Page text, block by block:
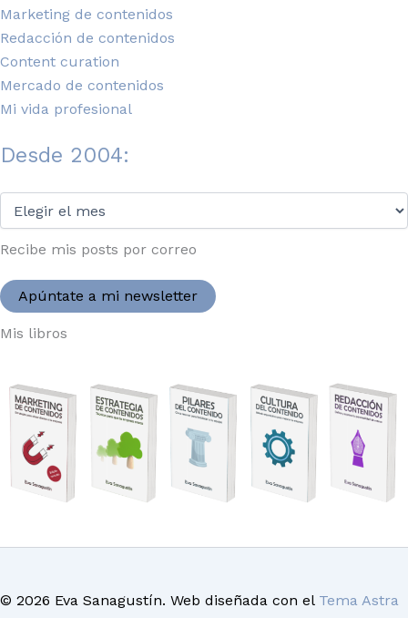
Marketing de contenidos
Redacción de contenidos
Content curation
Mercado de contenidos
Mi vida profesional
Desde 2004:
2004:
Recibe mis posts por correo
Apúntate a mi newsletter
Mis libros
© 2026 Eva Sanagustín. Web diseñada con el Tema Astra